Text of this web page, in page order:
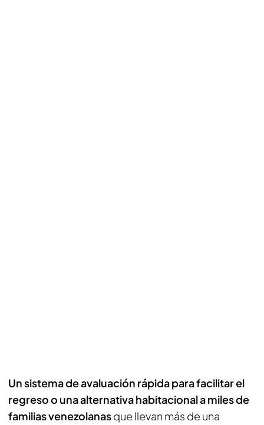
Un sistema de avaluación rápida para facilitar el
regreso o una alternativa habitacional a miles de
familias venezolanasque llevan más de una